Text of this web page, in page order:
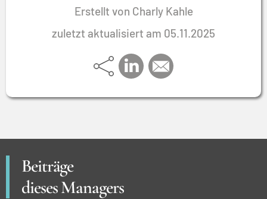
Erstellt von Charly Kahle
zuletzt aktualisiert am 05.11.2025
Beiträge
dieses Managers